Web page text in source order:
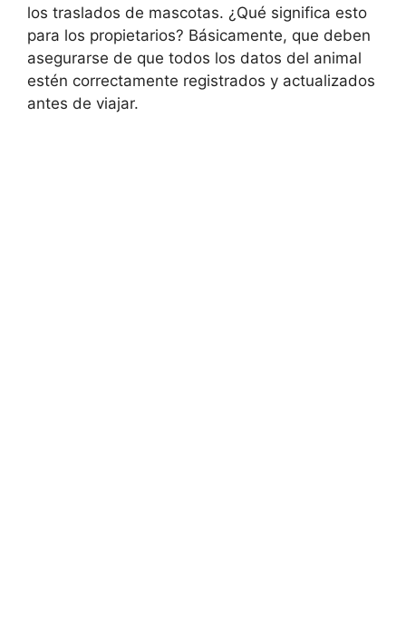
los traslados de mascotas. ¿Qué significa esto
para los propietarios? Básicamente, que deben
asegurarse de que todos los datos del animal
estén correctamente registrados y actualizados
antes de viajar.